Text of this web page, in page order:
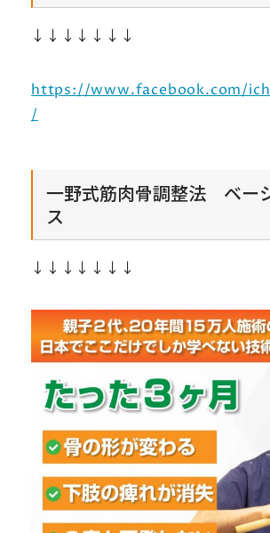
↓↓↓↓↓↓↓
https://www.facebook.com/
/
一野式筋肉骨調整法 ベー
ス
↓↓↓↓↓↓↓